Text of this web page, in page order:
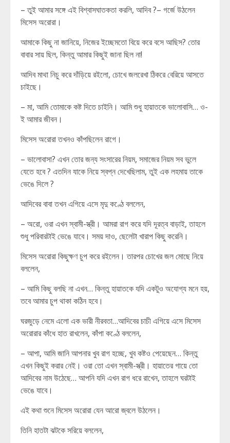
– তুই আমার সঙ্গে এই বিশ্বাসঘাতকতা করলি, আদিব ?– গর্জে উঠলেন
মিসেস অরোরা।
আমাকে কিছু না জানিয়ে, নিজের ইচ্ছেমতো বিয়ে করে বসে আছিস? তোর
বাবার সায় ছিল, কিন্তু আমার কিছুই জানা ছিল না!
আদিব মাথা নিচু করে দাঁড়িয়ে রইলো, চোখে জলরেখা ঠিকরে বেরিয়ে আসতে
চাইছে।
– মা, আমি তোমাকে কষ্ট দিতে চাইনি। আমি শুধু হায়াতকে ভালোবাসি… ও-
ই আমার জীবন।
মিসেস অরোরা তখনও কাঁপছিলেন রাগে।
– ভালোবাসা? এখন তোর জন্য সংসারের নিয়ম, সমাজের নিয়ম সব ভুলে
যেতে হবে ? এতদিন যাকে নিয়ে স্বপ্ন দেখেছিলাম, তুই এক লহমায় তাকে
ভেঙে দিলে ?
আদিবের বাবা তখন এগিয়ে এসে মৃদু কণ্ঠে বললেন,
– অরো, ওরা এখন স্বামী-স্ত্রী। আমরা রাগ করে যদি দূরত্ব বাড়াই, তাহলে
শুধু পরিবারটাই ভেঙে যাবে। সময় দাও, ছেলেটা খারাপ কিছু করেনি।
মিসেস অরোরা কিছুক্ষণ চুপ করে রইলেন। তারপর চোখের জল মোছে নিয়ে
বললেন,
– আমি কিছু বলছি না এখন… কিন্তু হায়াতকে যদি একটুও অযোগ্য মনে হয়,
তবে আমার চুপ থাকা কঠিন হবে।
ঘরজুড়ে নেমে এলো এক ভারী নীরবতা…আদিবের চাচী এগিয়ে এসে মিসেস
অরোরার কাঁধে হাত রাখলেন, কাঁপা কণ্ঠে বললেন,
– আপা, আমি জানি আপনার খুব রাগ হচ্ছে, খুব কষ্টও পেয়েছেন… কিন্তু
এখন কিছুই করার নেই। ওরা তো এখন স্বামী-স্ত্রী। হায়াতের গায়ে তো
আদিবের নাম উঠেছে… আপনি যদি এখন রাগ ধরে রাখেন, তাহলে ঘরটাই
ভেঙে যাবে।
এই কথা শুনে মিসেস অরোরা যেন আরো জ্বলে উঠলেন।
তিনি হাতটা ঝটকে সরিয়ে বললেন,